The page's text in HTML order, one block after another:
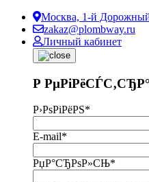
Москва, 1-й Дорожный
zakaz@plombway.ru
Личный кабинет
Р
Р›РѕРіРёРЅ*
E-mail*
РџР°СЂРѕР»СЊ*